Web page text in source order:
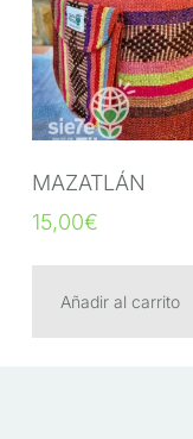
MAZATLÁN
15,00€
Añadir al carrito